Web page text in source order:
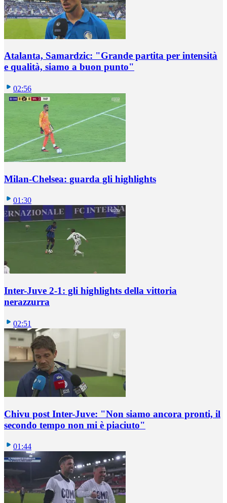
Atalanta, Samardzic: "Grande partita per intensità
e qualità, siamo a buon punto"
02:56
Milan-Chelsea: guarda gli highlights
01:30
Inter-Juve 2-1: gli highlights della vittoria
nerazzurra
02:51
Chivu post Inter-Juve: "Non siamo ancora pronti, il
secondo tempo non mi è piaciuto"
01:44